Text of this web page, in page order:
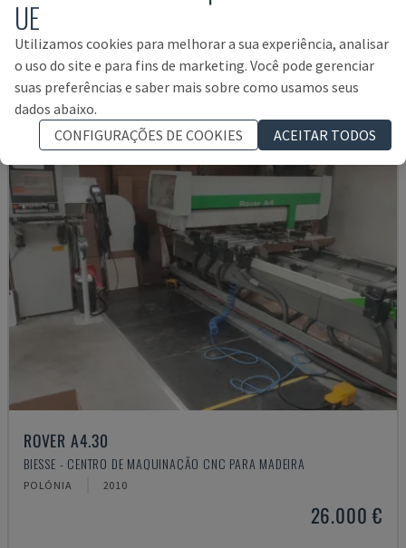
HUNDEGGER - CENTRO DE MAQUINAÇÃO CNC PARA MADEIRA
ALEMANHA 2000
52.000 €
ROVER A4.30
BIESSE - CENTRO DE MAQUINAÇÃO CNC PARA MADEIRA
POLÓNIA 2010
26.000 €
UE
Utilizamos cookies para melhorar a sua experiência, analisar
o uso do site e para fins de marketing. Você pode gerenciar
suas preferências e saber mais sobre como usamos seus
dados abaixo.
CONFIGURAÇÕES DE COOKIES
ACEITAR TODOS